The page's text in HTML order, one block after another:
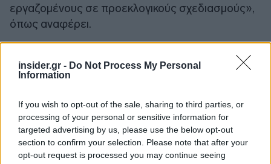
insider.gr - Do Not Process My Personal
Information
If you wish to opt-out of the sale, sharing to third parties, or
processing of your personal or sensitive information for
targeted advertising by us, please use the below opt-out
section to confirm your selection. Please note that after your
opt-out request is processed you may continue seeing
εργαζομένους σε προεκλογικούς σχεδιασμούς»,
όπως αναφέρει.